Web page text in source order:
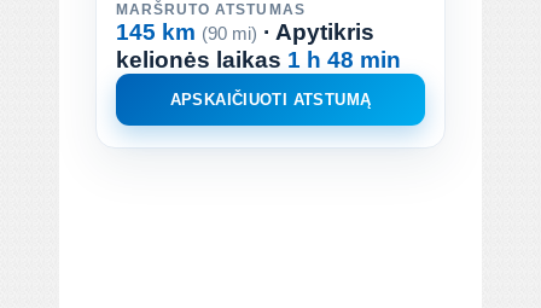
MARŠRUTO ATSTUMAS
145 km (90 mi) · Apytikris
kelionės laikas 1 h 48 min
APSKAIČIUOTI ATSTUMĄ